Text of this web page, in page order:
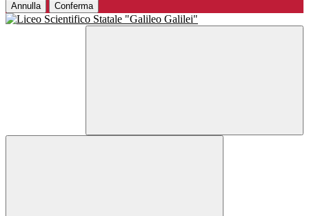
Annulla Conferma